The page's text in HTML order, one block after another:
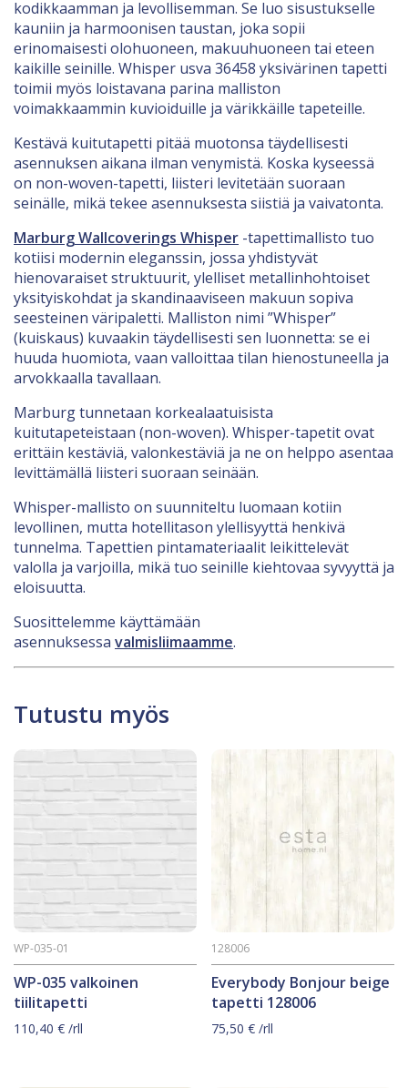
kodikkaamman ja levollisemman. Se luo sisustukselle
kauniin ja harmoonisen taustan, joka sopii
erinomaisesti olohuoneen, makuuhuoneen tai eteen
kaikille seinille. Whisper usva 36458 yksivärinen tapetti
toimii myös loistavana parina malliston
voimakkaammin kuvioiduille ja värikkäille tapeteille.
Kestävä kuitutapetti pitää muotonsa täydellisesti
asennuksen aikana ilman venymistä. Koska kyseessä
on non-woven-tapetti, liisteri levitetään suoraan
seinälle, mikä tekee asennuksesta siistiä ja vaivatonta.
Marburg Wallcoverings Whisper -tapettimallisto tuo
kotiisi modernin eleganssin, jossa yhdistyvät
hienovaraiset struktuurit, ylelliset metallinhohtoiset
yksityiskohdat ja skandinaaviseen makuun sopiva
seesteinen väripaletti. Malliston nimi ”Whisper”
(kuiskaus) kuvaakin täydellisesti sen luonnetta: se ei
huuda huomiota, vaan valloittaa tilan hienostuneella ja
arvokkaalla tavallaan.
Marburg tunnetaan korkealaatuisista
kuitutapeteistaan (non-woven). Whisper-tapetit ovat
erittäin kestäviä, valonkestäviä ja ne on helppo asentaa
levittämällä liisteri suoraan seinään.
Whisper-mallisto on suunniteltu luomaan kotiin
levollinen, mutta hotellitason ylellisyyttä henkivä
tunnelma. Tapettien pintamateriaalit leikittelevät
valolla ja varjoilla, mikä tuo seinille kiehtovaa syvyyttä ja
eloisuutta.
Suosittelemme käyttämään
asennuksessa valmisliimaamme.
Tutustu myös
WP-035 valkoinen
tiilitapetti
WP-035-01
110,40 € /rll
Everybody Bonjour beige
tapetti 128006
128006
75,50€ /rll